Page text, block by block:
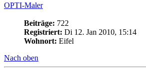
OPTI-Maler
Beiträge: 722
Registriert: Di 12. Jan 2010, 15:14
Wohnort: Eifel
Nach oben